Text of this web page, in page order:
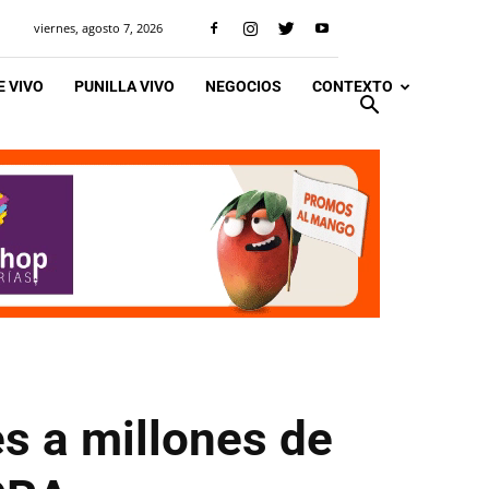
viernes, agosto 7, 2026
VIVO PUNILLA VIVO NEGOCIOS CONTEXTO
a millones de